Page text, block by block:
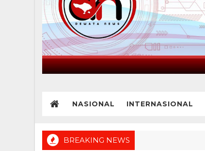
NASIONAL INTERNASIONAL
BREAKING NEWS